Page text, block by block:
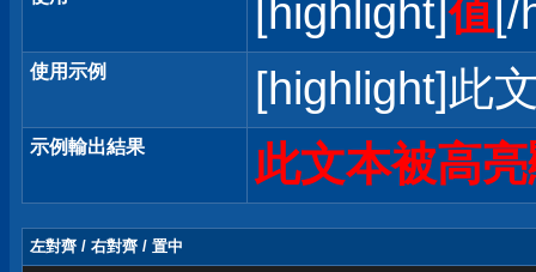
[highlight]值[/
使用示例 [highlight]此
示例輸出結果 此文本被高
左對齊 / 右對齊 / 置中